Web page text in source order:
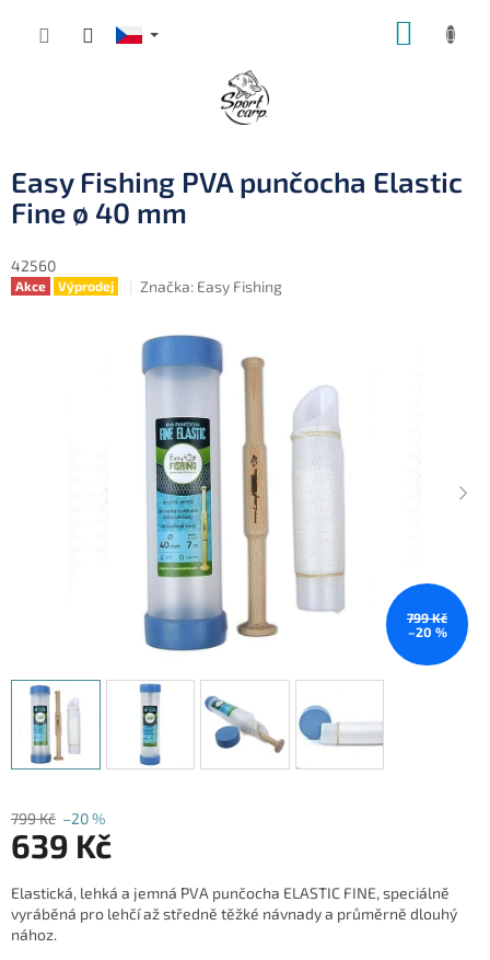
Easy Fishing PVA punčocha Elastic
Fine ø 40 mm
42560
Akce Výprodej Značka: Easy Fishing
799 Kč
–20 %
799 Kč –20 %
639 Kč
cena:
Elastická, lehká a jemná PVA punčocha ELASTIC FINE, speciálně
vyráběná pro lehčí až středně těžké návnady a průměrně dlouhý
nához.